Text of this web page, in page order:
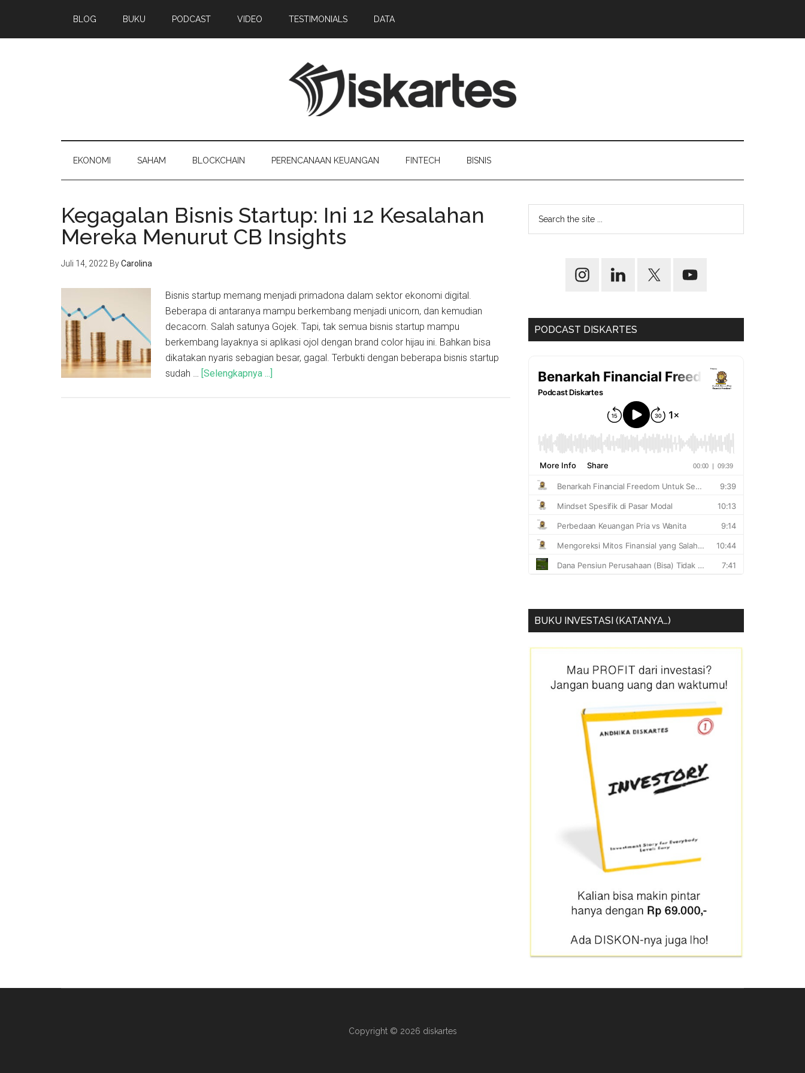
BLOG BUKU PODCAST VIDEO TESTIMONIALS DATA
EKONOMI SAHAM BLOCKCHAIN PERENCANAAN KEUANGAN FINTECH BISNIS
Kegagalan Bisnis Startup: Ini 12 Kesalahan
Mereka Menurut CB Insights
Juli 14, 2022 ByCarolina
Bisnis startup memang menjadi primadona dalam sektor ekonomi digital.
Beberapa di antaranya mampu berkembang menjadi unicorn, dan kemudian
decacorn. Salah satunya Gojek. Tapi, tak semua bisnis startup mampu
berkembang layaknya si aplikasi ojol dengan brand color hijau ini. Bahkan bisa
dikatakan nyaris sebagian besar, gagal. Terbukti dengan beberapa bisnis startup
sudah … [Selengkapnya ...]
PODCAST DISKARTES
BUKU INVESTASI (KATANYA…)
Copyright © 2026 diskartes